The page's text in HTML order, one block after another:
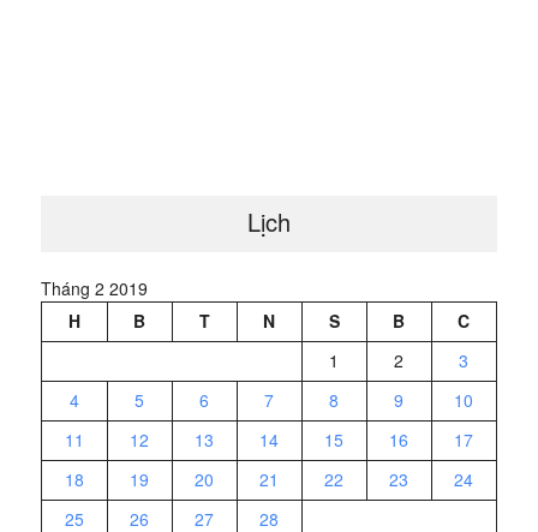
Lịch
Tháng 2 2019
H
B T N S B
C
1
2
3
4
5 6 7 8 9
10
11
12 13 14 15 16
17
18
19 20 21 22 23
24
25
26 27
28